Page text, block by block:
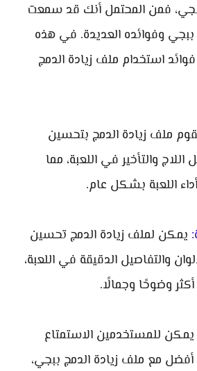
فمن المحتمل أنك قد سمعت
وفوائده العديدة. في هذه
استخدام ملف زيادة الدمج
ملف زيادة الدمج بتحسين
اللاج والتأخير في اللعبة، مما
اللعبة بشكل عام.
يمكن لملف زيادة الدمج تحسين
والتفاصيل الدقيقة في اللعبة،
وضوحًا وجمالًا.
يمكن للمستخدمين الاستمتاع
أفضل مع ملف زيادة الدمج ببجي،